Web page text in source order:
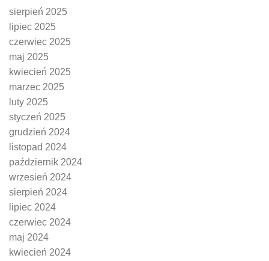
sierpień 2025
lipiec 2025
czerwiec 2025
maj 2025
kwiecień 2025
marzec 2025
luty 2025
styczeń 2025
grudzień 2024
listopad 2024
październik 2024
wrzesień 2024
sierpień 2024
lipiec 2024
czerwiec 2024
maj 2024
kwiecień 2024